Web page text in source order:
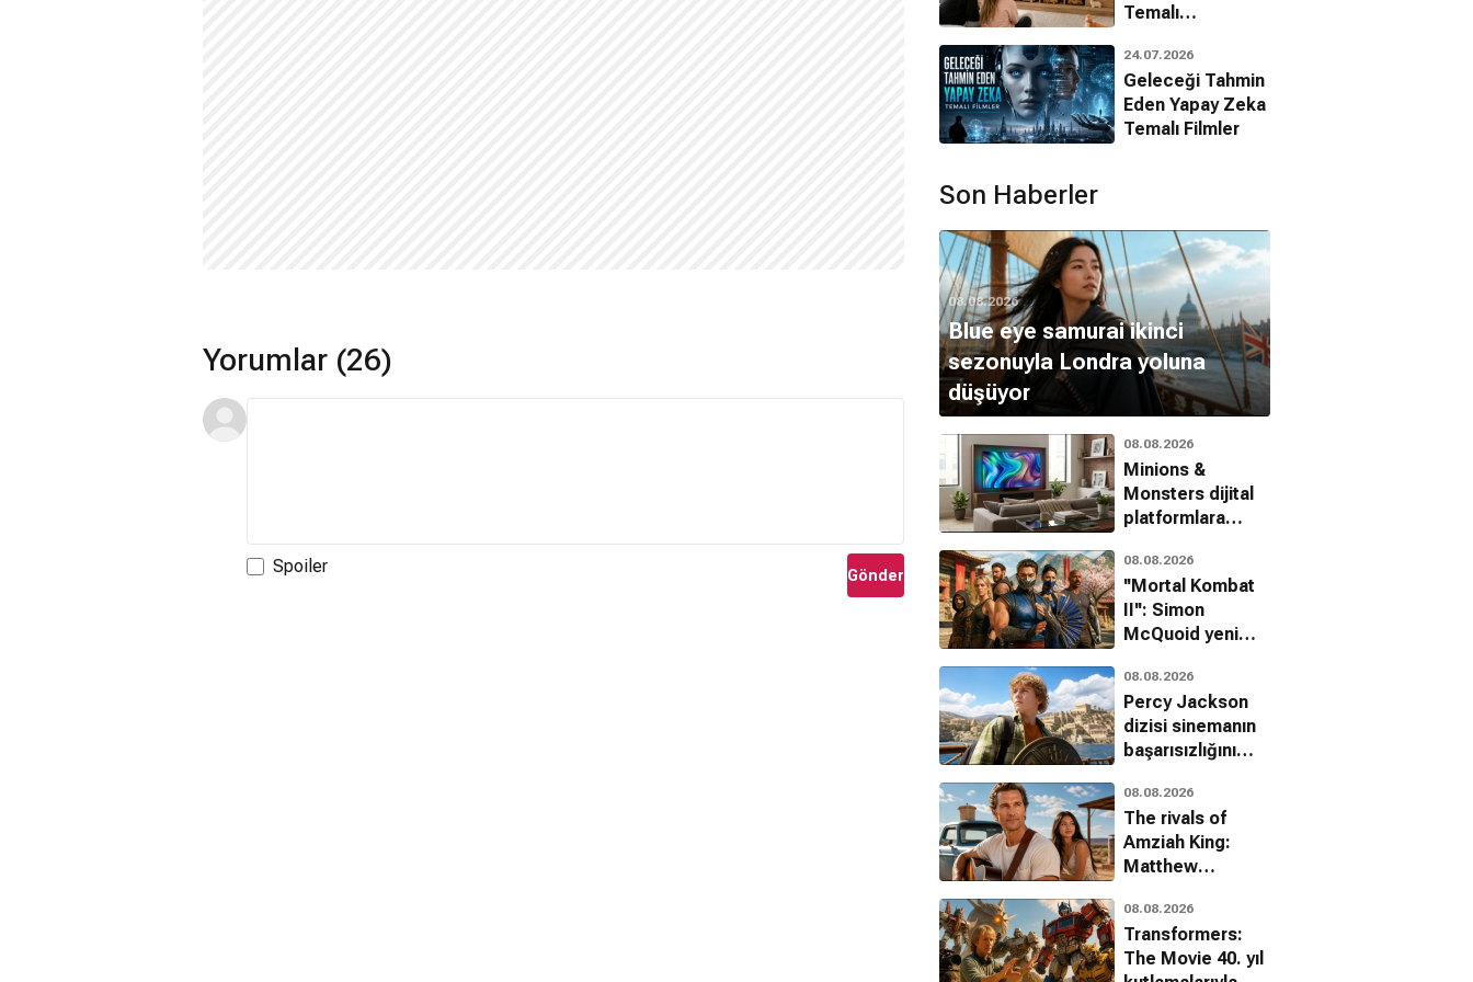
Yorumlar (26)
Spoiler Gönder
Temalı
Filmleri
24.07.2026
Geleceği Tahmin
Eden Yapay Zeka
Temalı Filmler
Son Haberler
08.08.2026
Blue eye samurai ikinci
sezonuyla Londra yoluna
düşüyor
08.08.2026
Minions &
Monsters dijital
platformlara
08.08.2026
''Mortal Kombat
II'': Simon
McQuoid yeni
detayları paylaştı!
08.08.2026
Percy Jackson
dizisi sinemanın
başarısızlığını
aştı
08.08.2026
The rivals of
Amziah King:
Matthew
sinemaya
görkemli bir
dönüş yapıyor
08.08.2026
Transformers:
The Movie 40. yıl